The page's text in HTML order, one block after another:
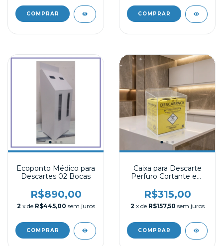
Ecoponto Médico para
Descartes 02 Bocas
R$890,00
2 x de R$445,00 sem juros
Caixa para Descarte
Perfuro Cortante em
R$315,00
2 x de R$157,50 sem juros